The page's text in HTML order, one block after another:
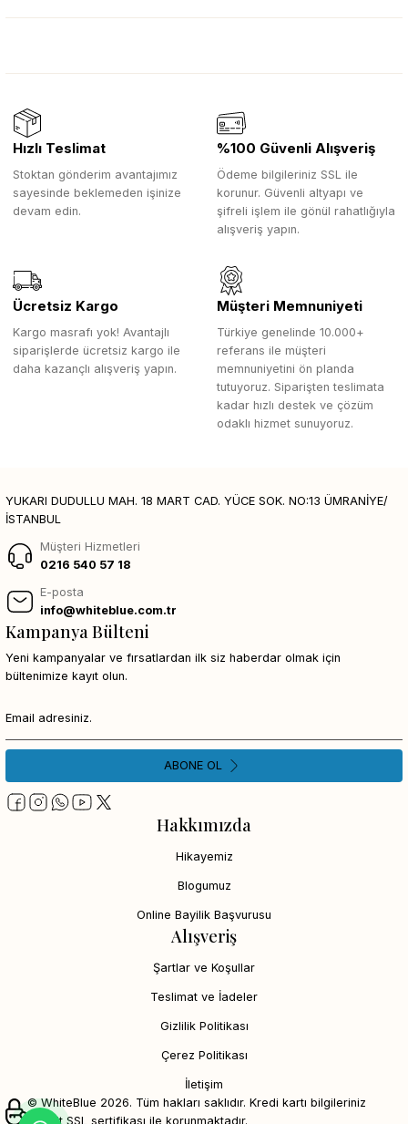
Hızlı Teslimat
Stoktan gönderim avantajımız
sayesinde beklemeden işinize
devam edin.
%100 Güvenli Alışveriş
Ödeme bilgileriniz SSL ile
korunur. Güvenli altyapı ve
şifreli işlem ile gönül rahatlığıyla
alışveriş yapın.
Ücretsiz Kargo
Kargo masrafı yok! Avantajlı
siparişlerde ücretsiz kargo ile
daha kazançlı alışveriş yapın.
Müşteri Memnuniyeti
Türkiye genelinde 10.000+
referans ile müşteri
memnuniyetini ön planda
tutuyoruz. Siparişten teslimata
kadar hızlı destek ve çözüm
odaklı hizmet sunuyoruz.
YUKARI DUDULLU MAH. 18 MART CAD. YÜCE SOK. NO:13 ÜMRANİYE/
İSTANBUL
Müşteri Hizmetleri
0216 540 57 18
E-posta
info@whiteblue.com.tr
Hakkımızda
Hikayemiz
Blogumuz
Online Bayilik Başvurusu
Alışveriş
Şartlar ve Koşullar
Teslimat ve İadeler
Gizlilik Politikası
Çerez Politikası
İletişim
Kampanya Bülteni
Yeni kampanyalar ve fırsatlardan ilk siz haberdar olmak için
bültenimize kayıt olun.
ABONE OL
© WhiteBlue 2026. Tüm hakları saklıdır. Kredi kartı bilgileriniz
256bit SSL sertifikası ile korunmaktadır.